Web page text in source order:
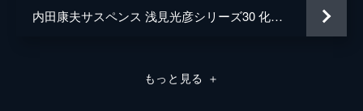
内田康夫サスペンス 浅見光彦シリーズ30 化生の海
もっと見る ＋